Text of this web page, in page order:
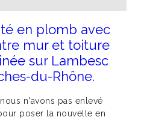
en plomb avec
mur et toiture
sur Lambesc
du-Rhône.
n'avons pas enlevé
poser la nouvelle en